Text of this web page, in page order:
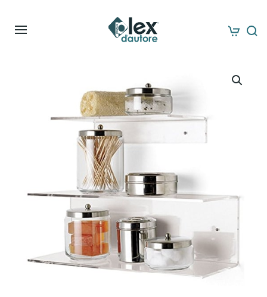
Skip to main content